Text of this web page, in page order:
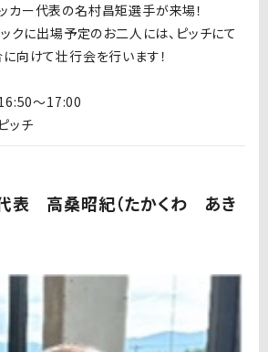
カー代表の名村昌矩選手が来場！
クに出場予定のお二人には、 ピッチにて
向けて壮行会を行います！
〜17:00
ピッチ
表 高桑昭紀（たかくわ あき